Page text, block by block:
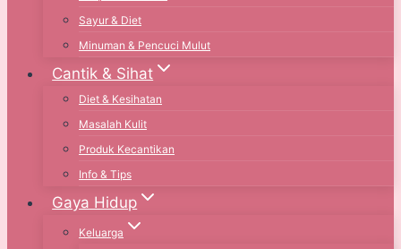
Sayur & Diet
Minuman & Pencuci Mulut
Cantik & Sihat
Diet & Kesihatan
Masalah Kulit
Produk Kecantikan
Info & Tips
Gaya Hidup
Keluarga